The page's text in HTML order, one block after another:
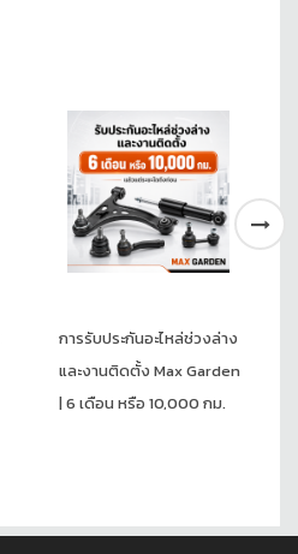
การรับประกันอะไหล่ช่วงล่าง
และงานติดตั้ง Max Garden
| 6 เดือน หรือ 10,000 กม.